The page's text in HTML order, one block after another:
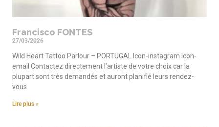
Francisco FONTES
27/03/2026
Wild Heart Tattoo Parlour – PORTUGAL Icon-instagram Icon-
email Contactez directement l’artiste de votre choix car la
plupart sont très demandés et auront planifié leurs rendez-
vous
Lire plus »